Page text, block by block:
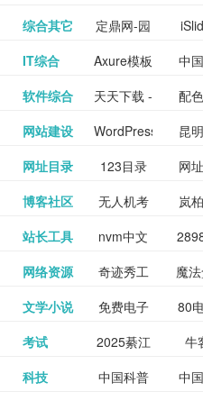
全
包括上映
影片的影
讯查询及
购票服
务。你可
素材免费
图库
nas论
坛
流社区
文
毕
讯飞星火-
懂我的AI
助手
综合其它 定鼎网-园
林景观建
筑室内设
一
九章开物
IT综合 Axure模板
网
中
科
牛品汇
软件综合 天天下载 -
绿色精品
软件应用
配
yx12345
下载站
网站建设 WordPress
主题模板
下载_爱主
昆
深圳网站
建设
网址目录 123目录
网
网
易推分类
目录网
博客社区 无人机考
证资讯网
岚
精易论坛
站长工具 nvm中文
网 资
SEO工具
- 站长之家
网络资源 奇迹秀工
具箱-设计
师必备设
魔
业
动
线报酷 -
专注线报
活动
文学小说 免费电子
书下载
网,txt小说
80
_八
书
钱如故
考试 2025綦江
区中考志
牛
公务员考
科技 中国科普 中